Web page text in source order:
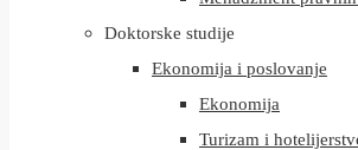
Doktorske studije
Ekonomija i poslovanje
Ekonomija
Turizam i